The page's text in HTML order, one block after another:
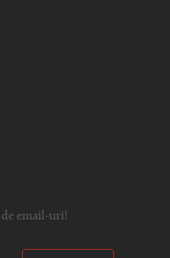
email-uri!